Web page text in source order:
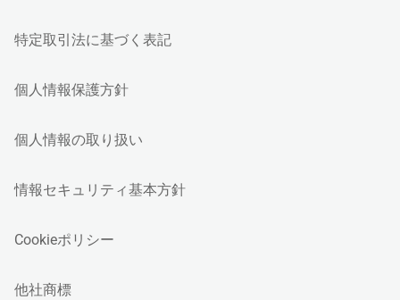
特定取引法に基づく表記
個人情報保護方針
個人情報の取り扱い
情報セキュリティ基本方針
Cookieポリシー
他社商標